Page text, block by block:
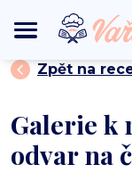
DOMŮ NÁPOJE⟩
Zpět na
Galerie k
odvar na